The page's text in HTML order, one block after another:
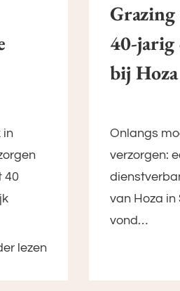
in
40
lezen
40-jarig
bij
Onlangs
verzorgen:
van Hoza
vond…